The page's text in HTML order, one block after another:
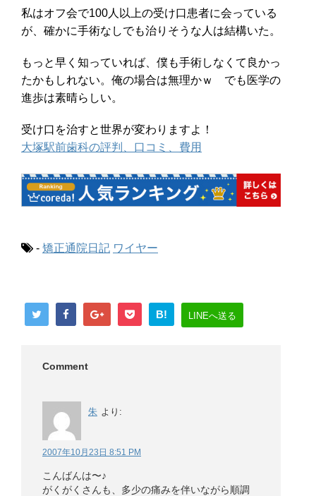
私はオフ会で100人以上の受け口患者に会っている
が、確かに手術なしでも治りそうな人は結構いた。
もっと早く知っていれば、僕も手術しなくて良かっ
たかもしれない。俺の場合は無理かｗ でも医学の
進歩は素晴らしい。
受け口を治すと世界が変わりますよ！
大塚駅前歯科の評判、口コミ、費用
- 矯正通院日記 ワイヤー
B! LINEへ送る
Comment
朱 より:
2007年10月23日 8:51 PM
こんばんは〜♪
がくがくさんも、多少の痛みを伴いながら順調